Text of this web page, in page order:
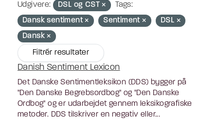
Udgivere: DSL og CST
Tags:
Dansk sentiment
Sentiment
DSL
Dansk
Filtrér resultater
Danish Sentiment Lexicon
Det Danske Sentimentleksikon (DDS) bygger på
"Den Danske Begrebsordbog" og "Den Danske
Ordbog" og er udarbejdet gennem leksikografiske
metoder. DDS tilskriver en negativ eller...